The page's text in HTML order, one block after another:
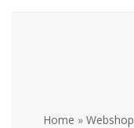
Home » Webshop